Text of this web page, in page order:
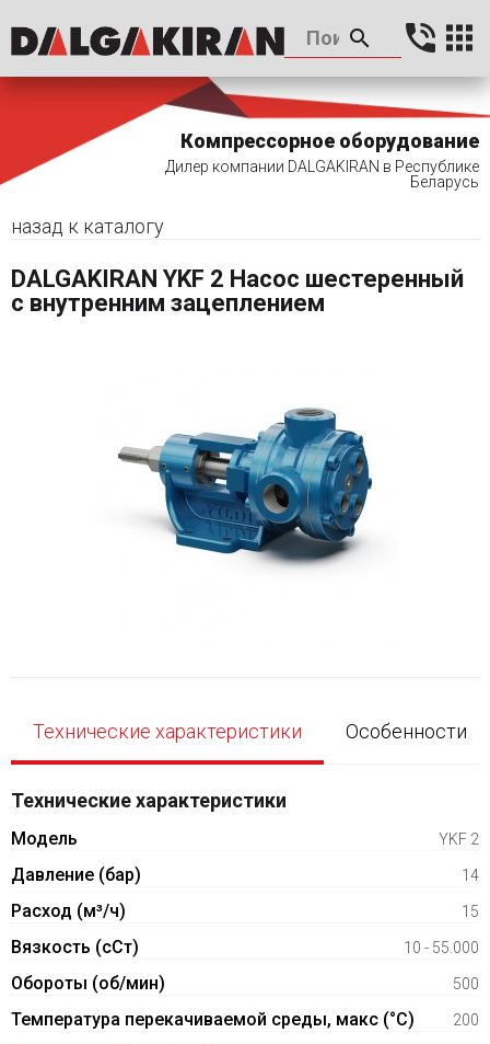
Компрессорное оборудование
Дилер компании DALGAKIRAN в Республике
Беларусь
назад к каталогу
DALGAKIRAN YKF 2 Насос шестеренный
с внутренним зацеплением
Технические характеристики Особенности
Технические характеристики
Модель YKF 2
Давление (бар) 14
Расход (м³/ч) 15
Вязкость (сСт) 10 - 55.000
Обороты (об/мин) 500
Температура перекачиваемой среды, макс (°C) 200